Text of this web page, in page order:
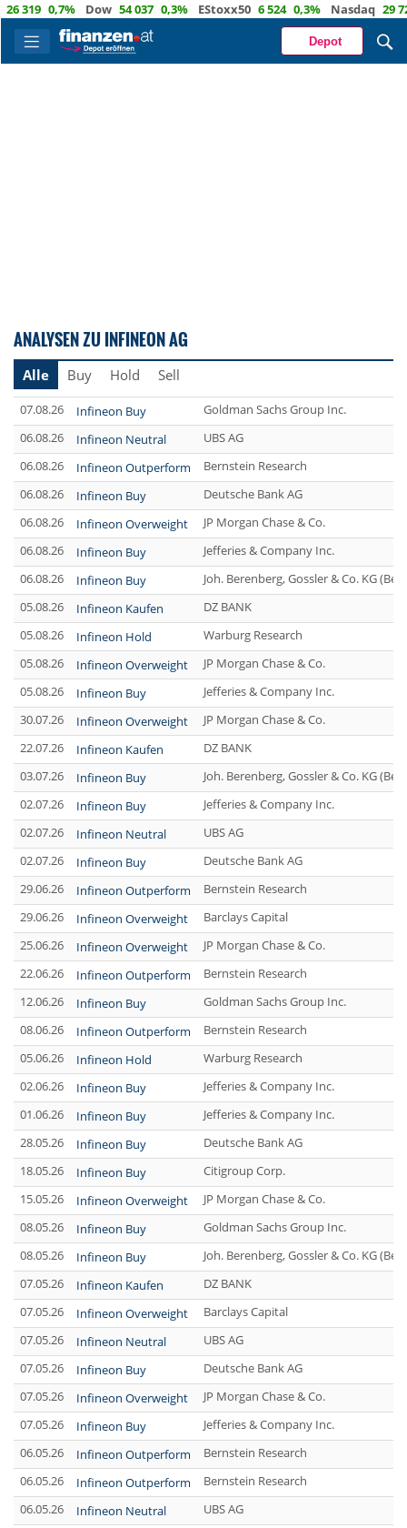
0,7% Dow 54 037 0,3% EStoxx50 6 524 0,3% Nasdaq 29 722
Depot
ANALYSEN ZU INFINEON AG
Alle Buy Hold Sell
07.08.26 Infineon Buy
Goldman Sachs Group Inc.
06.08.26
Infineon Neutral
UBS AG
06.08.26
Infineon Outperform
Bernstein Research
06.08.26
Infineon Buy
Deutsche Bank AG
06.08.26
Infineon Overweight
JP Morgan Chase & Co.
06.08.26
Infineon Buy
Jefferies & Company Inc.
06.08.26
Infineon Buy
Joh. Berenberg, Gossler & Co. KG
05.08.26
Infineon Kaufen
DZ BANK
05.08.26
Infineon Hold
Warburg Research
05.08.26
Infineon Overweight
JP Morgan Chase & Co.
05.08.26
Infineon Buy
Jefferies & Company Inc.
30.07.26
Infineon Overweight
JP Morgan Chase & Co.
22.07.26
Infineon Kaufen
DZ BANK
03.07.26
Infineon Buy
Joh. Berenberg, Gossler & Co. KG
02.07.26
Infineon Buy
Jefferies & Company Inc.
02.07.26
Infineon Neutral
UBS AG
02.07.26
Infineon Buy
Deutsche Bank AG
29.06.26
Infineon Outperform
Bernstein Research
29.06.26
Infineon Overweight
Barclays Capital
25.06.26
Infineon Overweight
JP Morgan Chase & Co.
22.06.26
Infineon Outperform
Bernstein Research
12.06.26
Infineon Buy
Goldman Sachs Group Inc.
08.06.26
Infineon Outperform
Bernstein Research
05.06.26
Infineon Hold
Warburg Research
02.06.26
Infineon Buy
Jefferies & Company Inc.
01.06.26
Infineon Buy
Jefferies & Company Inc.
28.05.26
Infineon Buy
Deutsche Bank AG
18.05.26
Infineon Buy
Citigroup Corp.
15.05.26
Infineon Overweight
JP Morgan Chase & Co.
08.05.26
Infineon Buy
Goldman Sachs Group Inc.
08.05.26
Infineon Buy
Joh. Berenberg, Gossler & Co. KG
07.05.26
Infineon Kaufen
DZ BANK
07.05.26
Infineon Overweight
Barclays Capital
07.05.26
Infineon Neutral
UBS AG
07.05.26
Infineon Buy
Deutsche Bank AG
07.05.26
Infineon Overweight
JP Morgan Chase & Co.
07.05.26
Infineon Buy
Jefferies & Company Inc.
06.05.26
Infineon Outperform
Bernstein Research
06.05.26
Infineon Outperform
Bernstein Research
06.05.26
Infineon Neutral
UBS AG